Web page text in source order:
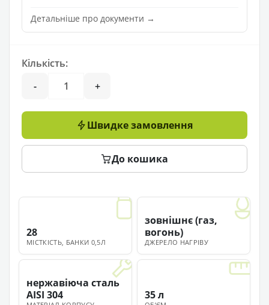
Детальніше про документи →
Кількість:
-
+
Швидке замовлення
До кошика
МІСТКІСТЬ, БАНКИ 0,5Л
28
ДЖЕРЕЛО НАГРІВУ
зовнішнє (газ,
вогонь)
нержавіюча сталь
AISI 304
35 л